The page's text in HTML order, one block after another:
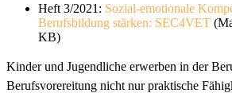
Heft 3/2021: Sozial-emotionale
Berufsbildung stärken: SEC4VET
KB)
Kinder und Jugendliche erwerben in der
Berufsvorereitung nicht nur praktische